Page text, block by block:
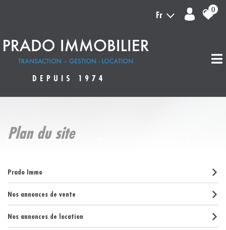
Fr 0
DEPUIS 1974
plan du site
Prado Immo
Nos annonces de vente
Nos annonces de location